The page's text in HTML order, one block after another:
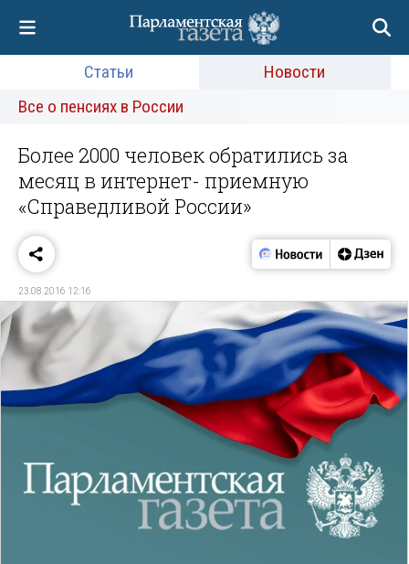
Статьи
Новости
Все о пенсиях в России
Более 2000 человек обратились за
месяц в интернет- приемную
«Справедливой России»
23.08.2016 12:16